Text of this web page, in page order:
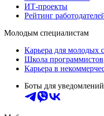
ИТ-проекты
Рейтинг
Молодым специалистам
Карьера для молодых
Школа программистов
Карьера в
Боты для уведомлений